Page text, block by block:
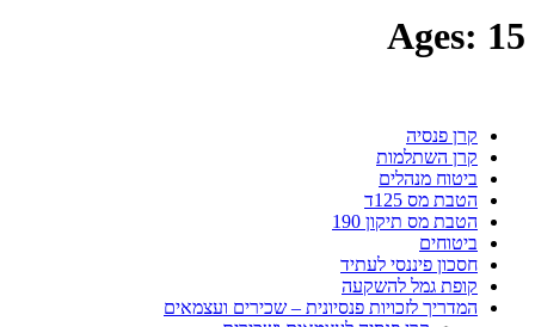
Ages: 15
קרן פנסיה
קרן השתלמות
ביטוח מנהלים
הטבת מס 125ד
הטבת מס תיקון 190
ביטוחים
חסכון פיננסי לעתיד
קופת גמל להשקעה
המדריך לזכויות פנסיונית – שכירים ועצמאים